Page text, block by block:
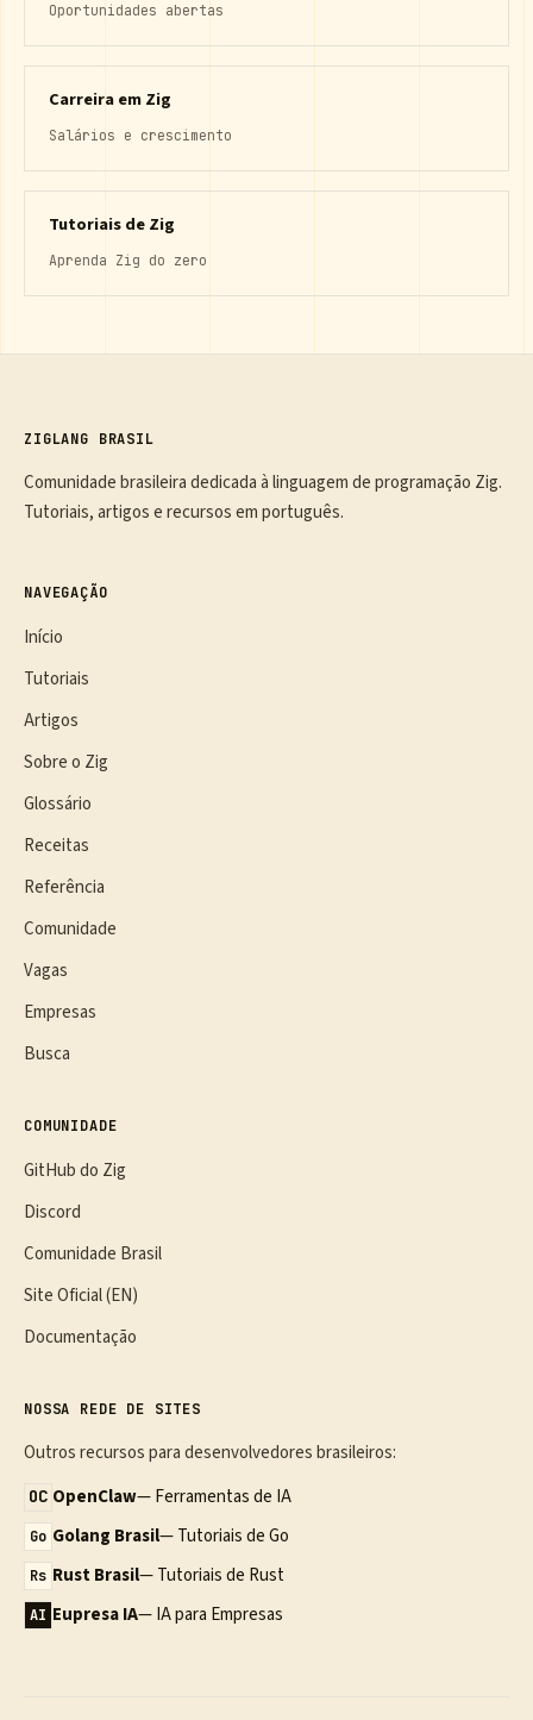
Oportunidades abertas
Carreira em Zig
Salários e crescimento
Tutoriais de Zig
Aprenda Zig do zero
ZIGLANG BRASIL
Comunidade brasileira dedicada à linguagem de programação Zig.
Tutoriais, artigos e recursos em português.
NAVEGAÇÃO
Início
Tutoriais
Artigos
Sobre o Zig
Glossário
Receitas
Referência
Comunidade
Vagas
Empresas
Busca
COMUNIDADE
GitHub do Zig
Discord
Comunidade Brasil
Site Oficial (EN)
Documentação
NOSSA REDE DE SITES
Outros recursos para desenvolvedores brasileiros:
OC OpenClaw— Ferramentas de IA
Go Golang Brasil— Tutoriais de Go
Rs Rust Brasil— Tutoriais de Rust
AI Eupresa IA— IA para Empresas